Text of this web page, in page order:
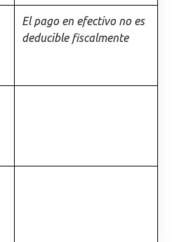
El pago en efectivo no es
deducible fiscalmente